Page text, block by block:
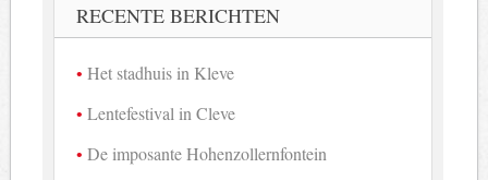
RECENTE BERICHTEN
Het stadhuis in Kleve
Lentefestival in Cleve
De imposante Hohenzollernfontein